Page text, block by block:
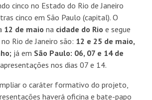
cinco no Estado do Rio de Janeiro
cinco em São Paulo (capital). O
12 de maio na cidade do Rio e segue
Rio de Janeiro são: 12 e 25 de maio,
já em São Paulo: 06, 07 e 14 de
nos dias 07 e 14.
o caráter formativo do projeto,
haverá oficina e bate-papo